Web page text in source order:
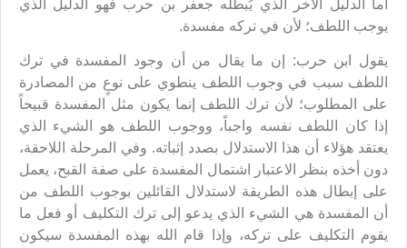
أما الدليل الآخر الذي يُبطله جعفر بن حرب فهو الدليل الذي
يوجب اللطف؛ لأن في تركه مفسدة.
يقول ابن حرب: إن ما يقال من أن وجود المفسدة في ترك
اللطف سبب في وجوب اللطف ينطوي على نوعٍ من المصادرة
على المطلوب؛ لأن ترك اللطف إنما يكون مثل المفسدة قبيحاً
إذا كان اللطف نفسه واجباً، ووجوب اللطف هو الشيء الذي
يعتقد هؤلاء أن هذا الاستدلال بصدد إثباته. وفي المرحلة اللاحقة،
دون أخذه بنظر الاعتبار اشتمال المفسدة على صفة القبح، يعمل
على إبطال هذه الطريقة لاستدلال القائلين بوجوب اللطف من
أن المفسدة هي الشيء الذي يدعو إلى ترك التكليف أو فعل ما
يقوم التكليف على تركه، وإذا قام الله بهذه المفسدة سيكون